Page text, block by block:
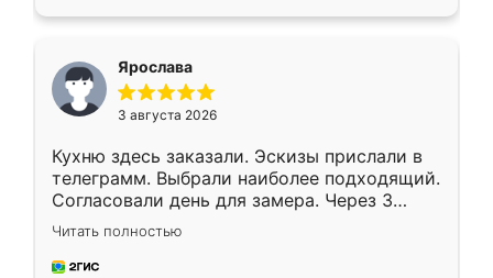
Ярослава
3 августа 2026
Кухню здесь заказали. Эскизы прислали в
телеграмм. Выбрали наиболее подходящий.
Согласовали день для замера. Через 3
недели кухня была уже готова. Остались
довольны работой. Спасибо Ренессанс
мебель за качественную работу!
Читать полностью